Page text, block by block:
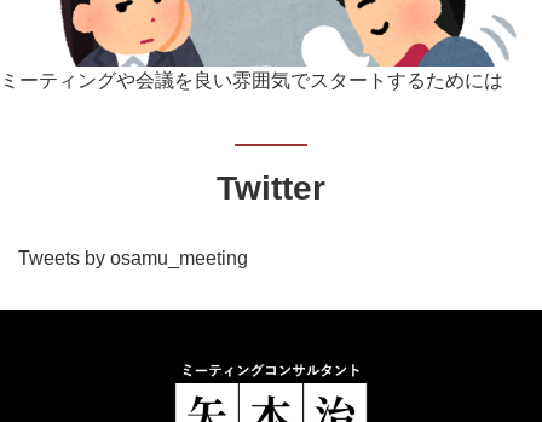
ミーティングや会議を良い雰囲気でスタートするためには
Twitter
Tweets by osamu_meeting